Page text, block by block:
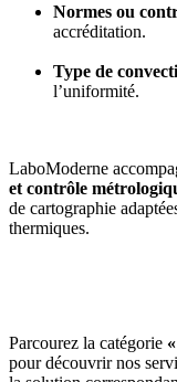
Normes ou
accréditation.
Type de
l’uniformité.
LaboModerne
et contrôle
de cartographie
thermiques.
Parcourez la catégorie
pour découvrir nos